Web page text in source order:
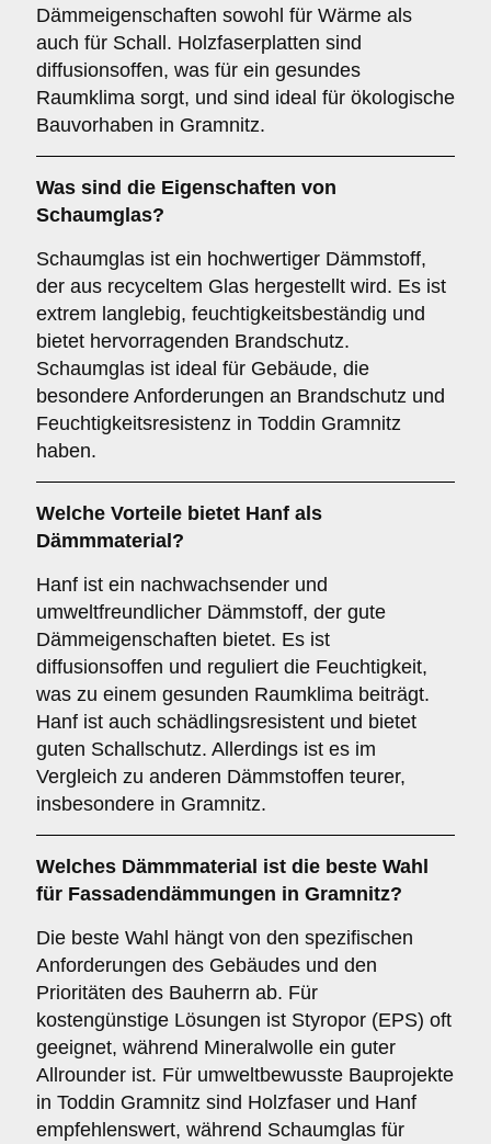
Dämmeigenschaften sowohl für Wärme als
auch für Schall. Holzfaserplatten sind
diffusionsoffen, was für ein gesundes
Raumklima sorgt, und sind ideal für ökologische
Bauvorhaben in Gramnitz.
Was sind die Eigenschaften von
Schaumglas?
Schaumglas ist ein hochwertiger Dämmstoff,
der aus recyceltem Glas hergestellt wird. Es ist
extrem langlebig, feuchtigkeitsbeständig und
bietet hervorragenden Brandschutz.
Schaumglas ist ideal für Gebäude, die
besondere Anforderungen an Brandschutz und
Feuchtigkeitsresistenz in Toddin Gramnitz
haben.
Welche Vorteile bietet Hanf als
Dämmmaterial?
Hanf ist ein nachwachsender und
umweltfreundlicher Dämmstoff, der gute
Dämmeigenschaften bietet. Es ist
diffusionsoffen und reguliert die Feuchtigkeit,
was zu einem gesunden Raumklima beiträgt.
Hanf ist auch schädlingsresistent und bietet
guten Schallschutz. Allerdings ist es im
Vergleich zu anderen Dämmstoffen teurer,
insbesondere in Gramnitz.
Welches Dämmmaterial ist die beste Wahl
für Fassadendämmungen in Gramnitz?
Die beste Wahl hängt von den spezifischen
Anforderungen des Gebäudes und den
Prioritäten des Bauherrn ab. Für
kostengünstige Lösungen ist Styropor (EPS) oft
geeignet, während Mineralwolle ein guter
Allrounder ist. Für umweltbewusste Bauprojekte
in Toddin Gramnitz sind Holzfaser und Hanf
empfehlenswert, während Schaumglas für